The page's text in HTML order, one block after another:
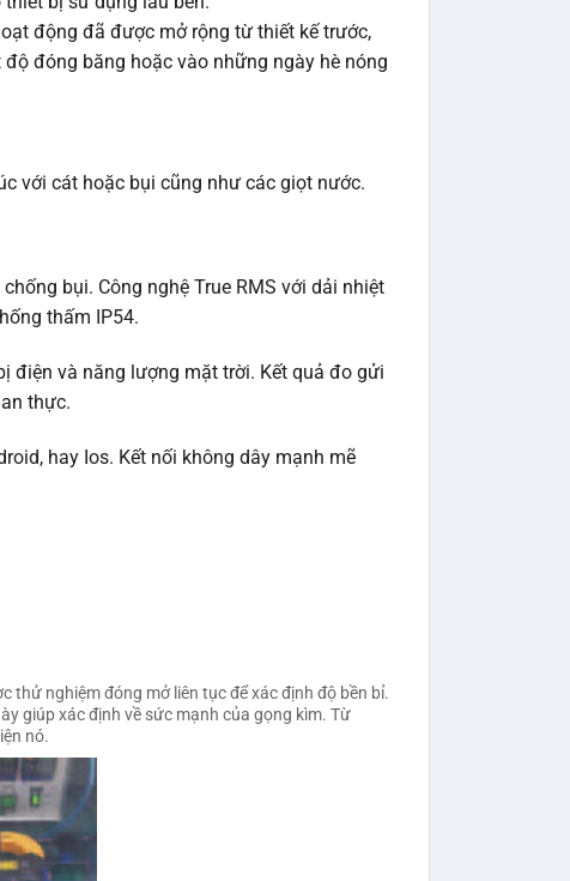
động đã được mở rộng từ thiết kế trước,
đóng băng hoặc vào những ngày hè nóng
với cát hoặc bụi cũng như các giọt nước.
bụi. Công nghệ True RMS với dải nhiệt
thấm IP54.
điện và năng lượng mặt trời. Kết quả đo gửi
thực.
hay Ios. Kết nối không dây mạnh mẽ
thử nghiệm đóng mở liên tục để xác định độ bền bỉ.
giúp xác định về sức mạnh của gọng kìm. Từ
nó.